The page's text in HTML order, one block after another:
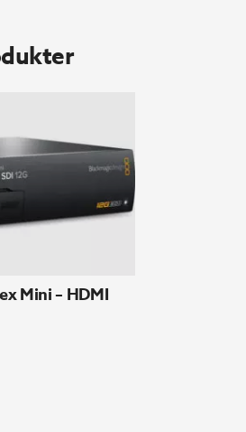
Mini – HDMI